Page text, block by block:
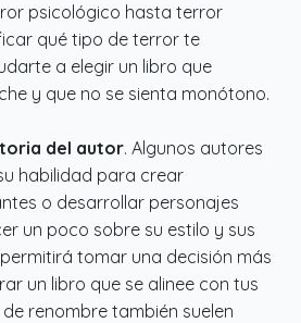
psicológico hasta terror
qué tipo de terror te
a elegir un libro que
y que no se sienta monótono.
del autor. Algunos autores
habilidad para crear
o desarrollar personajes
un poco sobre su estilo y sus
tomar una decisión más
un libro que se alinee con tus
renombre también suelen